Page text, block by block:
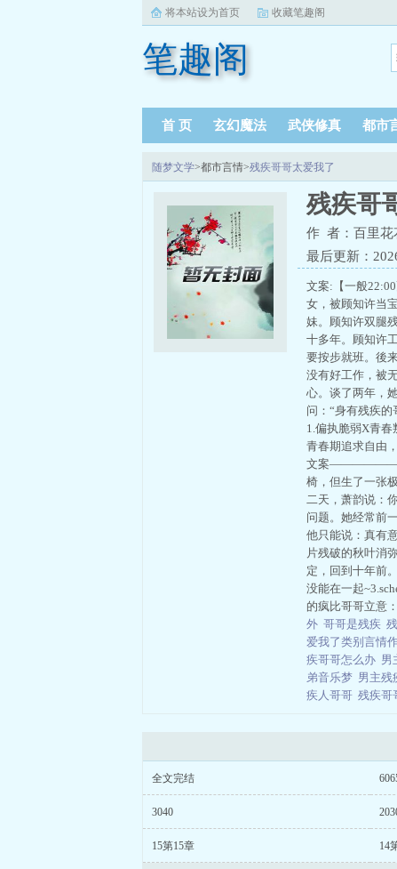
将本站设为首页 收藏笔趣阁
笔趣阁
首 页 玄幻魔法 武侠修真 都市
随梦文学>都市言情>残疾哥哥太爱我了
残疾哥
作 者：百里花
最后更新：
文案:【一般
女，被顾知许当
妹。顾知许双腿
十多年。顾知许
要按步就班。後
没有好工作，被
心。谈了两年，
问：“身有残疾
1.偏执脆弱X青
青春期追求自
文案——————《
椅，但生了一张
二天，萧韵说：
问题。她经常前
他只能说：真有
片残破的秋叶消
定，回到十年前
没能在一起
的疯比哥哥立意
外 哥哥是残疾
爱我了类别言情
疾哥哥怎么办 男
弟音乐梦 男主残
疾人哥哥 残疾哥
全文完结
3040
15第15章 14